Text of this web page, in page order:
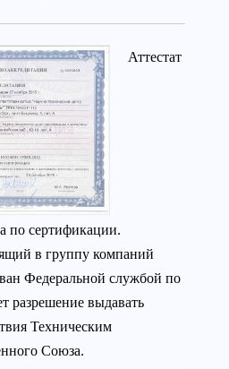
Аттестат
по сертификации.
в группу компаний
Федеральной службой по
разрешение выдавать
Техническим
Союза.